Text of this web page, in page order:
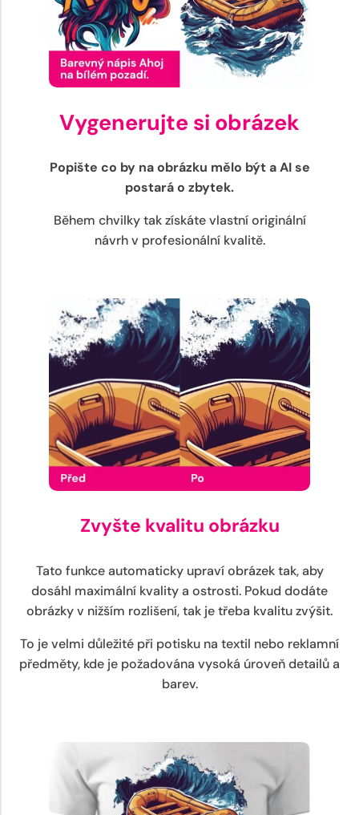
Vygenerujte si obrázek
Popište co by na obrázku mělo být a AI se
postará o zbytek.
Během chvilky tak získáte vlastní originální
návrh v profesionální kvalitě.
Zvyšte kvalitu obrázku
Tato funkce automaticky upraví obrázek tak, aby
dosáhl maximální kvality a ostrosti. Pokud dodáte
obrázky v nižším rozlišení, tak je třeba kvalitu zvýšit.
To je velmi důležité při potisku na textil nebo reklamní
předměty, kde je požadována vysoká úroveň detailů a
barev.